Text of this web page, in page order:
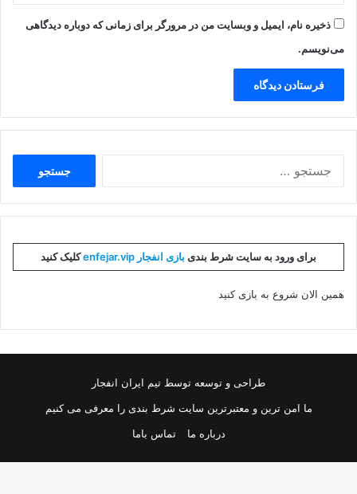
ذخیره نام، ایمیل و وبسایت من در مرورگر برای زمانی که دوباره دیدگاهی
می‌نویسم.
برای ورود به سایت شرط بندی بازی انفجار enfejar.vip کلیک کنید
همین الان شروع به بازی کنید
طراحی و توسعه توسط تیم ایران انفجار
ما امن ترین و معتبرترین سایت شرط بندی را معرفی می کنیم
درباره ما
تماس باما